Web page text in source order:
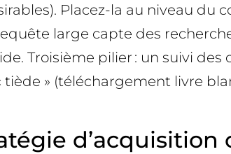
Placez-la au niveau du
large capte des
Troisième pilier : un suivi
» (téléchargement livre
d’acquisition